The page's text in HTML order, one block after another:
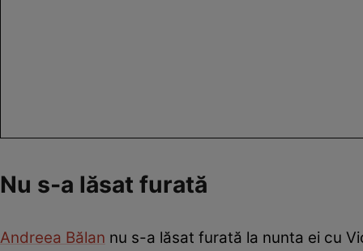
Nu s-a lăsat furată
Andreea Bălan nu s-a lăsat furată la nunta ei cu